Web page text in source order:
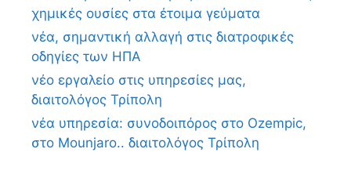
χημικές ουσίες στα έτοιμα γεύματα
νέα, σημαντική αλλαγή στις διατροφικές
οδηγίες των ΗΠΑ
νέο εργαλείο στις υπηρεσίες μας,
διαιτολόγος Τρίπολη
νέα υπηρεσία: συνοδοιπόρος στο Ozempic,
στο Mounjaro.. διαιτολόγος Τρίπολη